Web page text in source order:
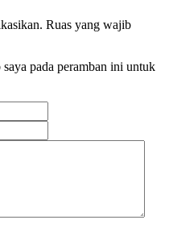
Ruas yang wajib
pada peramban ini untuk